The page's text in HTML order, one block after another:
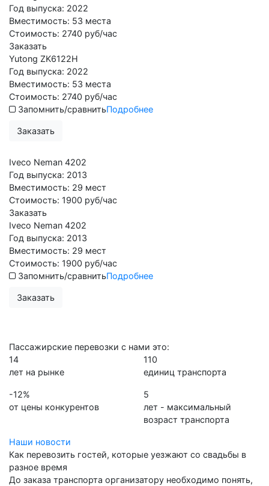
Год выпуска: 2022
Вместимость: 53 места
Стоимость: 2740 руб/час
Заказать
Yutong ZK6122H
Год выпуска: 2022
Вместимость: 53 места
Стоимость: 2740 руб/час
Запомнить/сравнитьПодробнее
Заказать
Iveco Neman 4202
Год выпуска: 2013
Вместимость: 29 мест
Стоимость: 1900 руб/час
Заказать
Iveco Neman 4202
Год выпуска: 2013
Вместимость: 29 мест
Стоимость: 1900 руб/час
Запомнить/сравнитьПодробнее
Заказать
Пассажирские перевозки с нами это:
14
лет на рынке
110
единиц транспорта
-12%
от цены конкурентов
5
лет - максимальный
возраст транспорта
Наши новости
Как перевозить гостей, которые уезжают со свадьбы в
разное время
До заказа транспорта организатору необходимо понять,